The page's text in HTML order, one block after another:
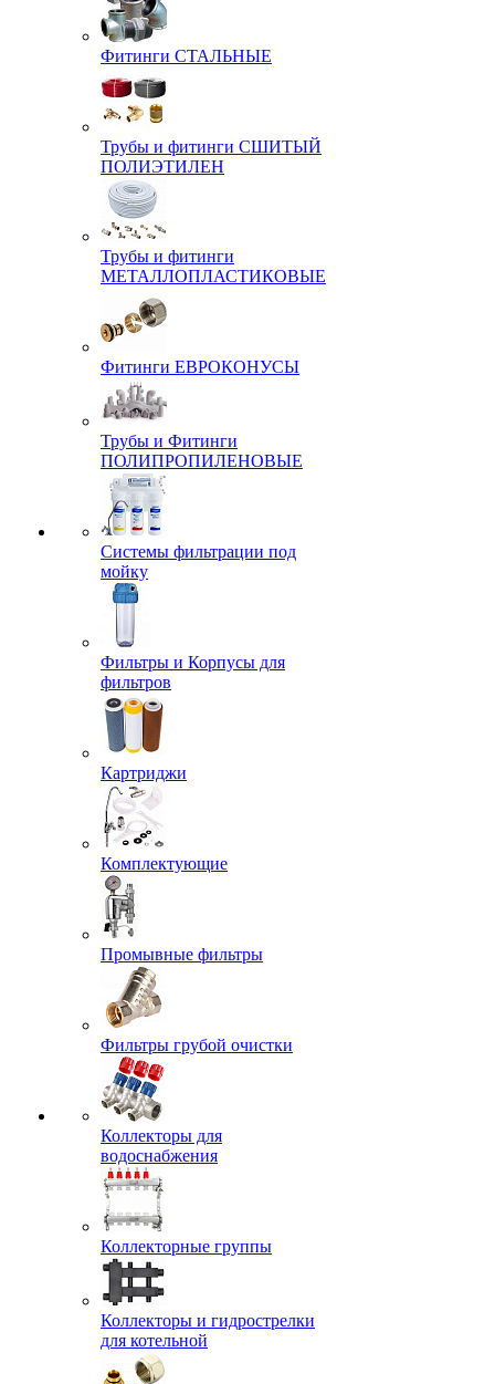
Фитинги СТАЛЬНЫЕ
Трубы и фитинги СШИТЫЙ
ПОЛИЭТИЛЕН
Трубы и фитинги
МЕТАЛЛОПЛАСТИКОВЫЕ
Фитинги ЕВРОКОНУСЫ
Трубы и Фитинги
ПОЛИПРОПИЛЕНОВЫЕ
Системы фильтрации под
мойку
Фильтры и Корпусы для
фильтров
Картриджи
Комплектующие
Промывные фильтры
Фильтры грубой очистки
Коллекторы для
водоснабжения
Коллекторные группы
Коллекторы и гидрострелки
для котельной